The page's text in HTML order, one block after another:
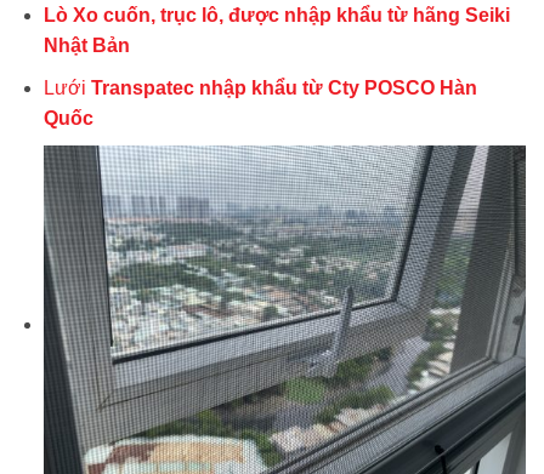
Lò Xo cuốn, trục lô, được nhập khẩu từ hãng Seiki
Nhật Bản
Lưới Transpatec nhập khẩu từ Cty POSCO Hàn
Quốc